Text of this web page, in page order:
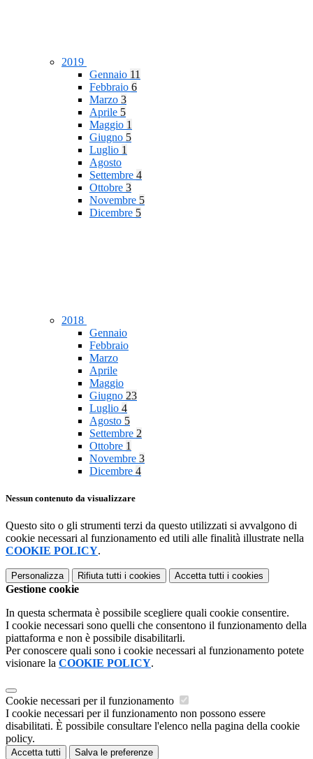
2019
Gennaio 11
Febbraio 6
Marzo 3
Aprile 5
Maggio 1
Giugno 5
Luglio 1
Agosto
Settembre 4
Ottobre 3
Novembre 5
Dicembre 5
2018
Gennaio
Febbraio
Marzo
Aprile
Maggio
Giugno 23
Luglio 4
Agosto 5
Settembre 2
Ottobre 1
Novembre 3
Dicembre 4
Nessun contenuto da visualizzare
Questo sito o gli strumenti terzi da questo utilizzati si avvalgono di
cookie necessari al funzionamento ed utili alle finalità illustrate nella
COOKIE POLICY.
Personalizza Rifiuta tutti i cookies Accetta tutti i cookies
Gestione cookie
In questa schermata è possibile scegliere quali cookie consentire.
I cookie necessari sono quelli che consentono il funzionamento della
piattaforma e non è possibile disabilitarli.
Per conoscere quali sono i cookie necessari al funzionamento potete
visionare la COOKIE POLICY.
Cookie necessari per il funzionamento
I cookie necessari per il funzionamento non possono essere
disabilitati. È possibile consultare l'elenco nella pagina della cookie
policy.
Accetta tutti Salva le preferenze